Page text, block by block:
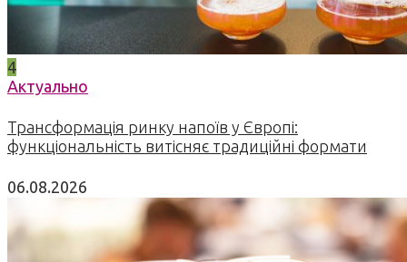
4
Актуально
Трансформація ринку напоїв у Європі:
функціональність витісняє традиційні формати
06.08.2026